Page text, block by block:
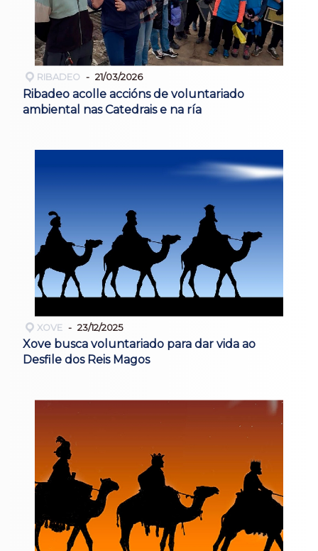
RIBADEO 21/03/2026
Ribadeo acolle accións de voluntariado
ambiental nas Catedrais e na ría
XOVE 23/12/2025
Xove busca voluntariado para dar vida ao
Desfile dos Reis Magos